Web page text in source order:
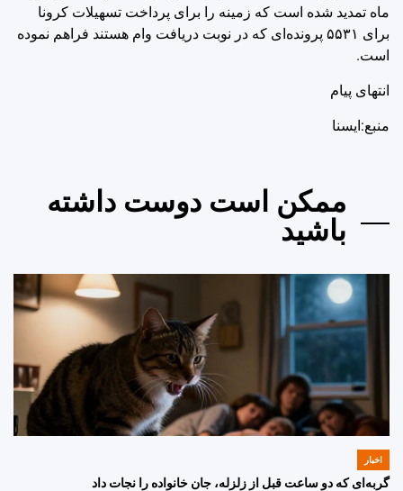
ماه تمدید شده است که زمینه را برای پرداخت تسهیلات کرونا
برای ۵۵۳۱ پرونده‌ای که در نوبت دریافت وام هستند فراهم نموده
است.
انتهای پیام
منبع:ایسنا
ممکن است دوست داشته
باشید
POSTED
IN
اخبار
گربه‌ای که دو ساعت قبل از زلزله، جان خانواده را نجات داد